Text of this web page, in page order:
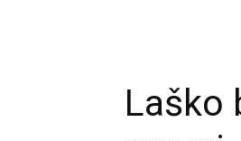
Laško